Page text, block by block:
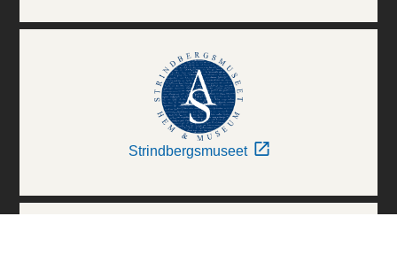
Strindbergsmuseet